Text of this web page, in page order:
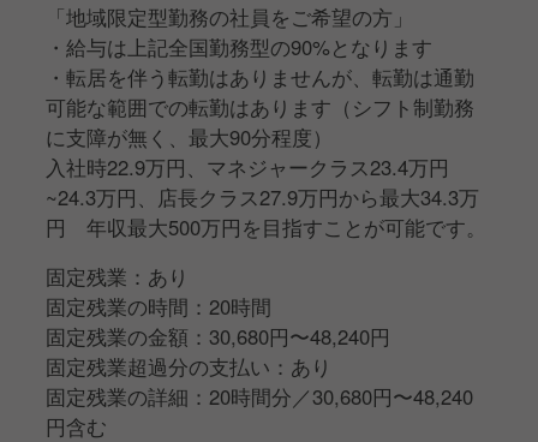
「地域限定型勤務の社員をご希望の方」
・給与は上記全国勤務型の90%となります
・転居を伴う転勤はありませんが、転勤は通勤
可能な範囲での転勤はあります（シフト制勤務
に支障が無く、最大90分程度）
入社時22.9万円、マネジャークラス23.4万円
~24.3万円、店長クラス27.9万円から最大34.3万
円 年収最大500万円を目指すことが可能です。
固定残業：あり
固定残業の時間：20時間
固定残業の金額：30,680円〜48,240円
固定残業超過分の支払い：あり
固定残業の詳細：20時間分／30,680円〜48,240
円含む